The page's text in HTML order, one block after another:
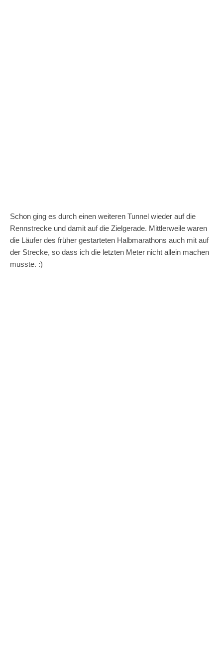
Schon ging es durch einen weiteren Tunnel wieder auf die
Rennstrecke und damit auf die Zielgerade. Mittlerweile waren
die Läufer des früher gestarteten Halbmarathons auch mit auf
der Strecke, so dass ich die letzten Meter nicht allein machen
musste. :)